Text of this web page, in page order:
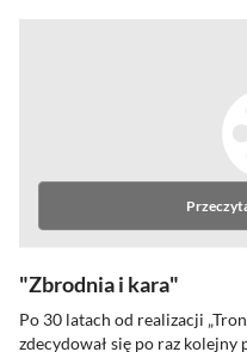
Zbrodnia i kara
Po 30 latach od realizacji
zdecydował się po raz kolejny